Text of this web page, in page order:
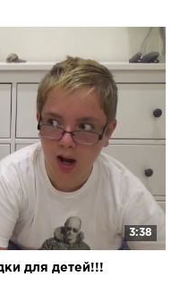
3:38
для детей!!!